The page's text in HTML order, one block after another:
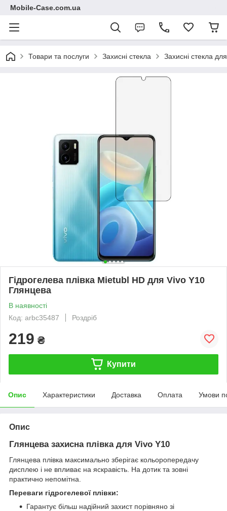
Mobile-Case.com.ua
Товари та послуги Захисні стекла Захисні стекла
Гідрогелева плівка Mietubl HD для Vivo Y10
Глянцева
В наявності
Код: arbc35487
Роздріб
219 ₴
Купити
Опис Характеристики Доставка Оплата Умови
Опис
Глянцева захисна плівка для Vivo Y10
Глянцева плівка максимально зберігає кольоропередачу
дисплею і не впливає на яскравість. На дотик та зовні
практично непомітна.
Переваги гідрогелевої плівки:
Гарантує більш надійний захист порівняно зі